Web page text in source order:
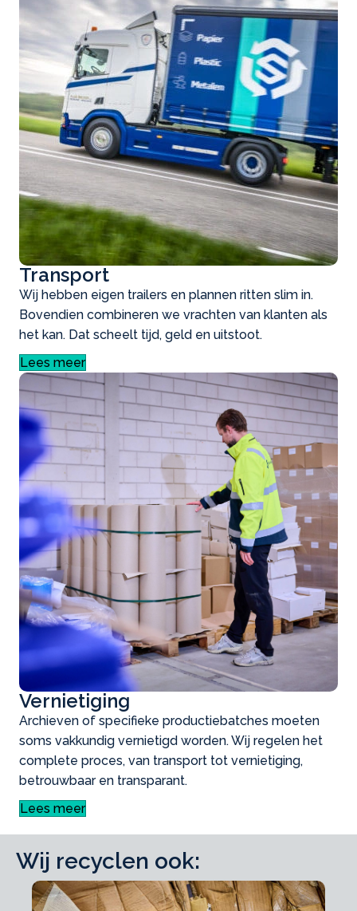
Transport
Wij hebben eigen trailers en plannen ritten slim in.
Bovendien combineren we vrachten van klanten als
het kan. Dat scheelt tijd, geld en uitstoot.
Lees meer
Vernietiging
Archieven of specifieke productiebatches moeten
soms vakkundig vernietigd worden. Wij regelen het
complete proces, van transport tot vernietiging,
betrouwbaar en transparant.
Lees meer
Wij recyclen ook: